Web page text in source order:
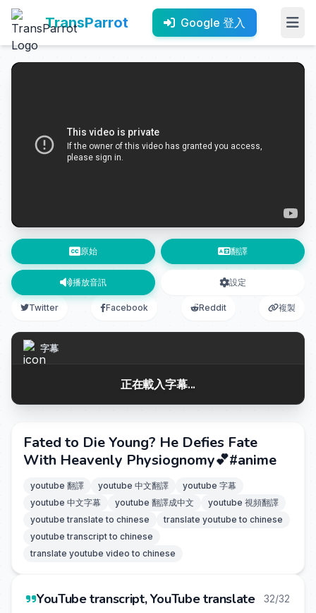
TransParrot Google 登入
原始 翻譯
播放音訊 設定
Twitter Facebook Reddit 複製
字幕
正在載入字幕...
Fated to Die Young? He Defies Fate
With Heavenly Physiognomy💕#anime
youtube 翻譯 youtube 中文翻譯
youtube 字幕
youtube 中文字幕
youtube 翻譯成中文
youtube 視頻翻譯
youtube translate to chinese
translate youtube to chinese
youtube transcript to chinese
translate youtube video to chinese
YouTube transcript, YouTube translate 32/32